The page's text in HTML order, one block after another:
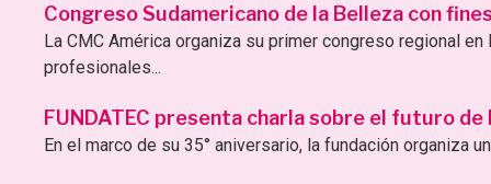
Congreso Sudamericano de la Belleza con
La CMC América organiza su primer congreso regional
profesionales...
FUNDATEC presenta charla sobre el futuro
En el marco de su 35° aniversario, la fundación organiza